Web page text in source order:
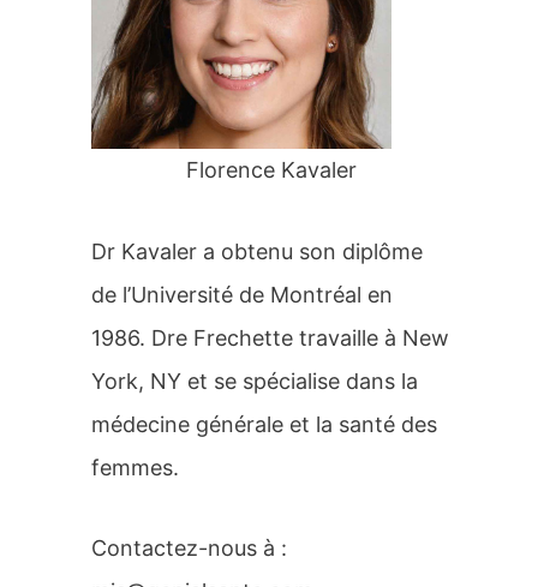
:
Florence Kavaler
Dr Kavaler a obtenu son diplôme
de l’Université de Montréal en
1986. Dre Frechette travaille à New
York, NY et se spécialise dans la
médecine générale et la santé des
femmes.
Contactez-nous à :